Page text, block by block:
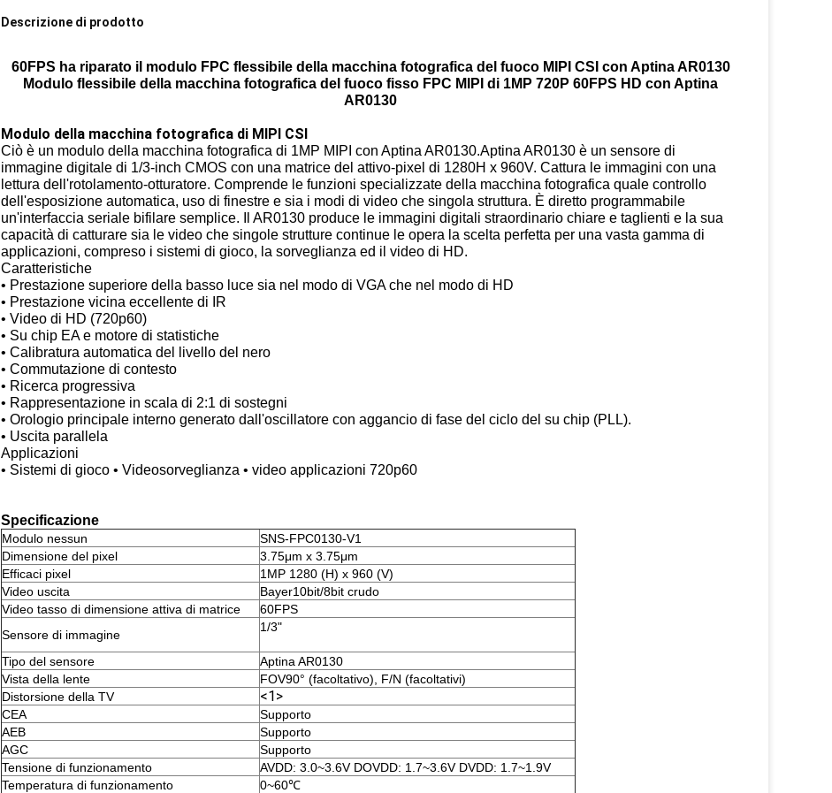
Descrizione di prodotto
60FPS ha riparato il modulo FPC flessibile della macchina fotografica del fuoco MIPI CSI con Aptina AR0130
Modulo flessibile della macchina fotografica del fuoco fisso FPC MIPI di 1MP 720P 60FPS HD con Aptina
AR0130
Modulo della macchina fotografica di MIPI CSI
Ciò è un modulo della macchina fotografica di 1MP MIPI con Aptina AR0130.Aptina AR0130 è un sensore di
immagine digitale di 1/3-inch CMOS con una matrice del attivo-pixel di 1280H x 960V. Cattura le immagini con una
lettura dell'rotolamento-otturatore. Comprende le funzioni specializzate della macchina fotografica quale controllo
dell'esposizione automatica, uso di finestre e sia i modi di video che singola struttura. È diretto programmabile
un'interfaccia seriale bifilare semplice. Il AR0130 produce le immagini digitali straordinario chiare e taglienti e la sua
capacità di catturare sia le video che singole strutture continue le opera la scelta perfetta per una vasta gamma di
applicazioni, compreso i sistemi di gioco, la sorveglianza ed il video di HD.
Caratteristiche
• Prestazione superiore della basso luce sia nel modo di VGA che nel modo di HD
• Prestazione vicina eccellente di IR
• Video di HD (720p60)
• Su chip EA e motore di statistiche
• Calibratura automatica del livello del nero
• Commutazione di contesto
• Ricerca progressiva
• Rappresentazione in scala di 2:1 di sostegni
• Orologio principale interno generato dall'oscillatore con aggancio di fase del ciclo del su chip (PLL).
• Uscita parallela
Applicazioni
• Sistemi di gioco • Videosorveglianza • video applicazioni 720p60
Specificazione
Modulo nessun
SNS-FPC0130-V1
Dimensione del pixel
3.75μm x 3.75μm
Efficaci pixel
1MP 1280 (H) x 960 (V)
Video uscita
Bayer10bit/8bit crudo
Video tasso di dimensione attiva di matrice
60FPS
Sensore di immagine
1/3"
Tipo del sensore
Aptina AR0130
Vista della lente
FOV90° (facoltativo), F/N (facoltativi)
Distorsione della TV
<1>
CEA
Supporto
AEB
Supporto
AGC
Supporto
Tensione di funzionamento
AVDD: 3.0~3.6V DOVDD: 1.7~3.6V DVDD: 1.7~1.9V
Temperatura di funzionamento
0~60℃